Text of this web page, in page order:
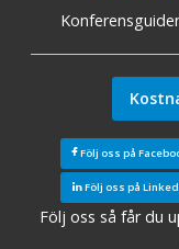
Följ oss på
Följ oss på
Följ oss så får du